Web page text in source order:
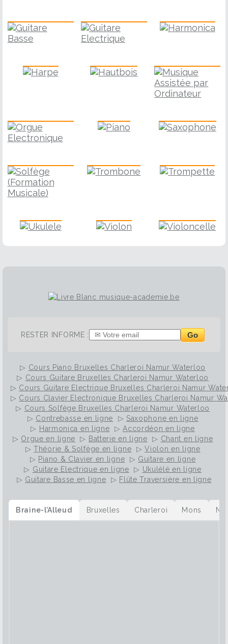
RESTER INFORME : Go
▷ Cours Piano Bruxelles Charleroi Namur Waterloo
▷ Cours Guitare Bruxelles Charleroi Namur Waterloo
▷ Cours Guitare Electrique Bruxelles Charleroi Namur
▷ Cours Clavier Electronique Bruxelles Charleroi Namur
▷ Cours Solfège Bruxelles Charleroi Namur Waterloo
▷ Contrebasse en ligne ▷ Saxophone en ligne
▷ Harmonica en ligne ▷Accordéon en ligne
▷ Orgue en ligne ▷ Batterie en ligne ▷ Chant en ligne
▷Théorie & Solfège en ligne ▷Violon en ligne
▷ Piano & Clavier en ligne ▷ Guitare en ligne
▷ Guitare Electrique en ligne ▷ Ukulélé en ligne
▷ Guitare Basse en ligne ▷ Flûte Traversière en ligne
Braine-l’Alleud Bruxelles Charleroi Mons